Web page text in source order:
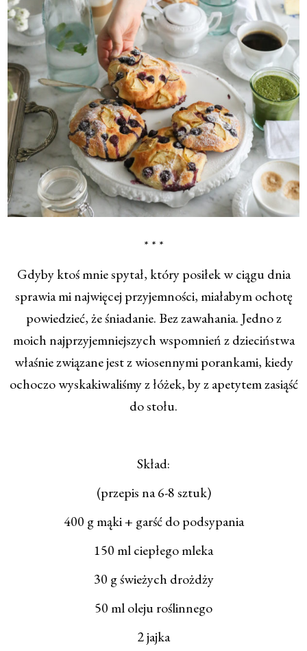
* * *
Gdyby ktoś mnie spytał, który posiłek w ciągu dnia
sprawia mi najwięcej przyjemności, miałabym ochotę
powiedzieć, że śniadanie. Bez zawahania. Jedno z
moich najprzyjemniejszych wspomnień z dzieciństwa
właśnie związane jest z wiosennymi porankami, kiedy
ochoczo wyskakiwaliśmy z łóżek, by z apetytem zasiąść
do stołu.
Skład:
(przepis na 6-8 sztuk)
400 g mąki + garść do podsypania
150 ml ciepłego mleka
30 g świeżych drożdży
50 ml oleju roślinnego
2 jajka